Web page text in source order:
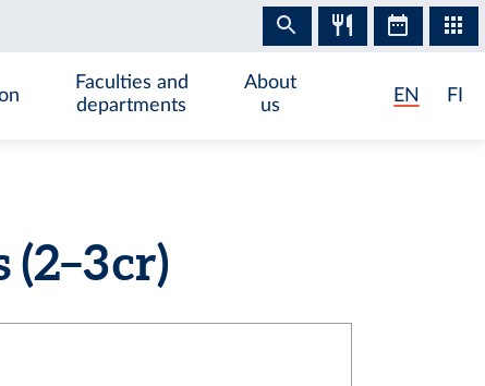
Faculties and
departments
About
us
EN FI
cr)